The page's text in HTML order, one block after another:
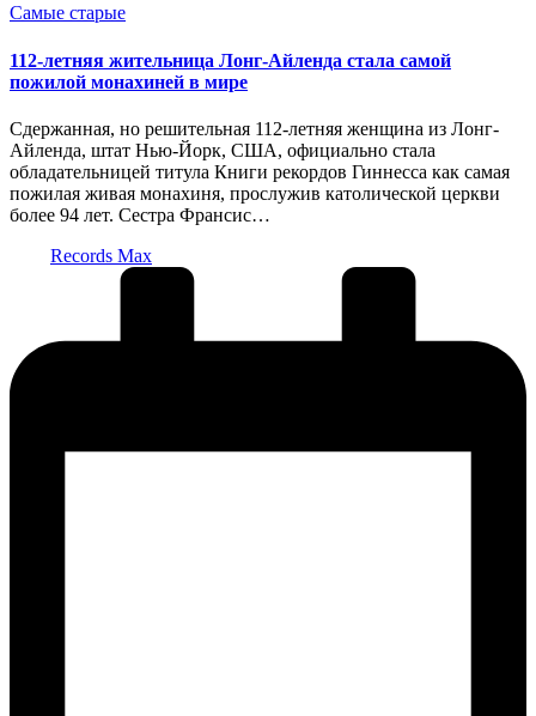
Опубликовано
Самые старые
112-летняя жительница Лонг-Айленда стала самой
пожилой монахиней в мире
Сдержанная, но решительная 112-летняя женщина из Лонг-
Айленда, штат Нью-Йорк, США, официально стала
обладательницей титула Книги рекордов Гиннесса как самая
пожилая живая монахиня, прослужив католической церкви
более 94 лет. Сестра Франсис…
Records Max